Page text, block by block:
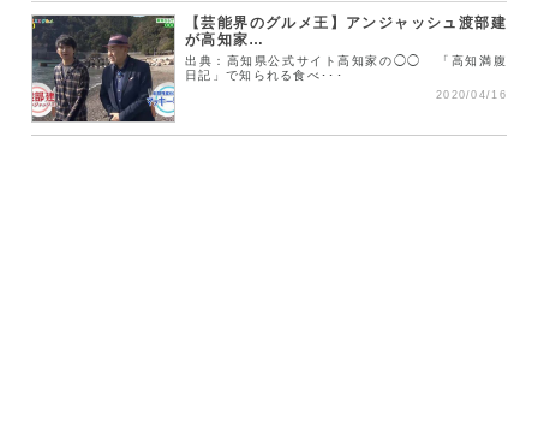
【芸能界のグルメ王】アンジャッシュ渡部建
が高知家…
出典：高知県公式サイト高知家の◯◯ 「高知満腹
日記」で知られる食べ･･･
2020/04/16